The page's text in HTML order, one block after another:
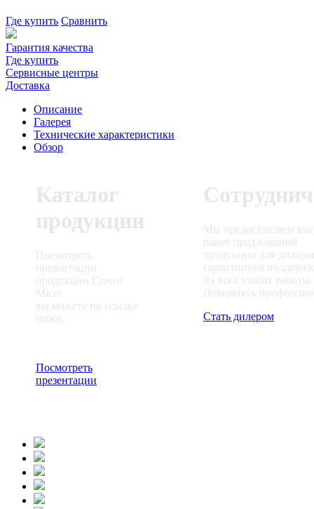
Где купить Сравнить
Гарантия качества
Где купить
Сервисные центры
Доставка
Описание
Галерея
Технические характеристики
Обзор
Каталог
продукции
Посмотреть
презентации
продукции Crown
Micro
вы можете по ссылке
ниже.
Посмотреть
презентации
Мы предоставляем
пакет предложений
продукции для
гарантируем
на всех этапах работы.
Доверьтесь
Стать дилером